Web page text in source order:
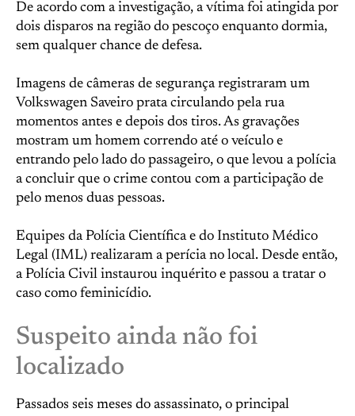
De acordo com a investigação, a vítima foi atingida por
dois disparos na região do pescoço enquanto dormia,
sem qualquer chance de defesa.
Imagens de câmeras de segurança registraram um
Volkswagen Saveiro prata circulando pela rua
momentos antes e depois dos tiros. As gravações
mostram um homem correndo até o veículo e
entrando pelo lado do passageiro, o que levou a polícia
a concluir que o crime contou com a participação de
pelo menos duas pessoas.
Equipes da Polícia Científica e do Instituto Médico
Legal (IML) realizaram a perícia no local. Desde então,
a Polícia Civil instaurou inquérito e passou a tratar o
caso como feminicídio.
Suspeito ainda não foi
localizado
Passados seis meses do assassinato, o principal